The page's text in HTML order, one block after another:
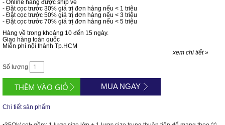
- Online hàng được ship về
- Đặt cọc trước 30% giá trị đơn hàng nếu < 1 triệu
- Đặt cọc trước 50% giá trị đơn hàng nếu < 3 triệu
- Đặt cọc trước 70% giá trị đơn hàng nếu < 5 triệu
Hàng về trong khoảng 10 đến 15 ngày.
Giao hàng toàn quốc
Miễn phí nội thành Tp.HCM
xem chi tiết »
Số lượng
MUA NGAY
Chi tiết sản phẩm